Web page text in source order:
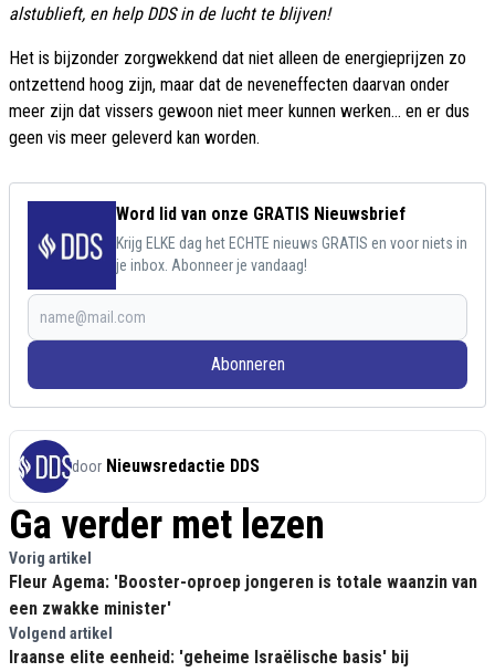
alstublieft, en help DDS in de lucht te blijven!
Het is bijzonder zorgwekkend dat niet alleen de energieprijzen zo
ontzettend hoog zijn, maar dat de neveneffecten daarvan onder
meer zijn dat vissers gewoon niet meer kunnen werken... en er dus
geen vis meer geleverd kan worden.
Word lid van onze GRATIS Nieuwsbrief
Krijg ELKE dag het ECHTE nieuws GRATIS en voor niets in
je inbox. Abonneer je vandaag!
Abonneren
door Nieuwsredactie DDS
Ga verder met lezen
Vorig artikel
Fleur Agema: 'Booster-oproep jongeren is totale waanzin van
een zwakke minister'
Volgend artikel
Iraanse elite eenheid: 'geheime Israëlische basis' bij